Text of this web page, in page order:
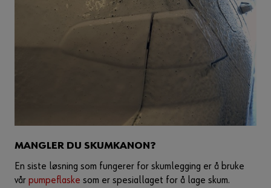
MANGLER DU SKUMKANON?
En siste løsning som fungerer for skumlegging er å bruke
vår pumpeflaske som er spesiallaget for å lage skum.